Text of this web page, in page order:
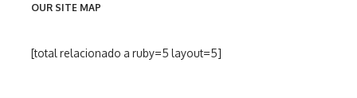
OUR SITE MAP
[total relacionado a ruby=5 layout=5]